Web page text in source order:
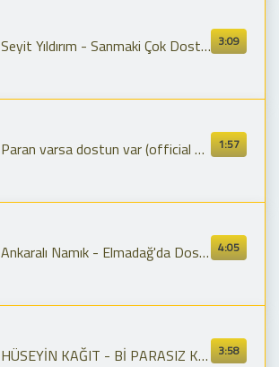
3:09
Seyit Yıldırım - Sanmaki Çok Dostun Var
1:57
Paran varsa dostun var (official video) 2020
4:05
Ankaralı Namık - Elmadağ'da Dostun Var
3:58
HÜSEYİN KAĞIT - Bİ PARASIZ KAL DA GÖR